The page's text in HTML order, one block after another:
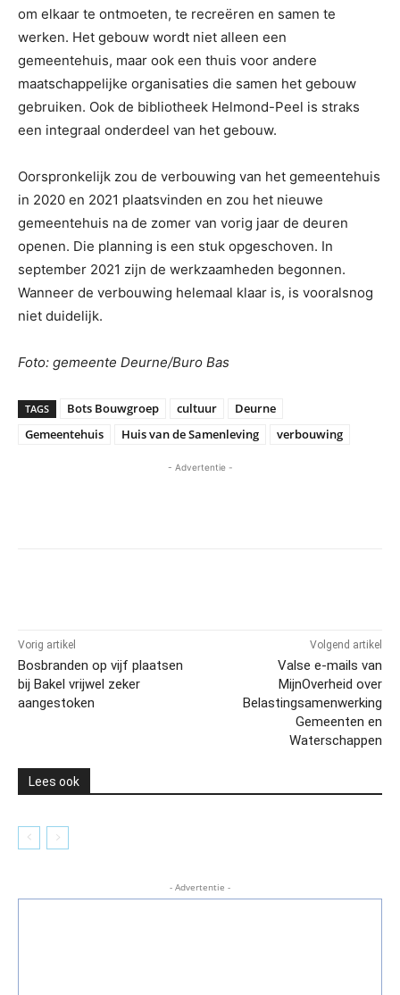
om elkaar te ontmoeten, te recreëren en samen te
werken. Het gebouw wordt niet alleen een
gemeentehuis, maar ook een thuis voor andere
maatschappelijke organisaties die samen het gebouw
gebruiken. Ook de bibliotheek Helmond-Peel is straks
een integraal onderdeel van het gebouw.
Oorspronkelijk zou de verbouwing van het gemeentehuis
in 2020 en 2021 plaatsvinden en zou het nieuwe
gemeentehuis na de zomer van vorig jaar de deuren
openen. Die planning is een stuk opgeschoven. In
september 2021 zijn de werkzaamheden begonnen.
Wanneer de verbouwing helemaal klaar is, is vooralsnog
niet duidelijk.
Foto: gemeente Deurne/Buro Bas
TAGS Bots Bouwgroep cultuur
Deurne
Gemeentehuis
Huis van de Samenleving verbouwing
- Advertentie -
Vorig artikel
Bosbranden op vijf plaatsen
bij Bakel vrijwel zeker
aangestoken
Volgend artikel
Valse e-mails van
MijnOverheid over
Belastingsamenwerking
Gemeenten en
Waterschappen
Lees ook
- Advertentie -